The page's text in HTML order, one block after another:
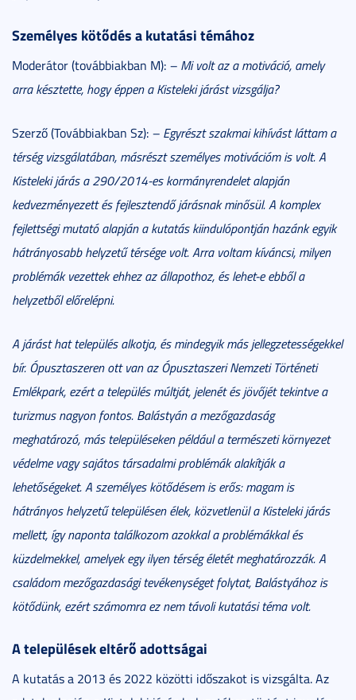
Személyes kötődés a kutatási témához
Moderátor (továbbiakban M): – Mi volt az a motiváció, amely
arra késztette, hogy éppen a Kisteleki járást vizsgálja?
Szerző (Továbbiakban Sz): – Egyrészt szakmai kihívást láttam a
térség vizsgálatában, másrészt személyes motivációm is volt. A
Kisteleki járás a 290/2014-es kormányrendelet alapján
kedvezményezett és fejlesztendő járásnak minősül. A komplex
fejlettségi mutató alapján a kutatás kiindulópontján hazánk egyik
hátrányosabb helyzetű térsége volt. Arra voltam kíváncsi, milyen
problémák vezettek ehhez az állapothoz, és lehet-e ebből a
helyzetből előrelépni.
A járást hat település alkotja, és mindegyik más jellegzetességekkel
bír. Ópusztaszeren ott van az Ópusztaszeri Nemzeti Történeti
Emlékpark, ezért a település múltját, jelenét és jövőjét tekintve a
turizmus nagyon fontos. Balástyán a mezőgazdaság
meghatározó, más településeken például a természeti környezet
védelme vagy sajátos társadalmi problémák alakítják a
lehetőségeket. A személyes kötődésem is erős: magam is
hátrányos helyzetű településen élek, közvetlenül a Kisteleki járás
mellett, így naponta találkozom azokkal a problémákkal és
küzdelmekkel, amelyek egy ilyen térség életét meghatározzák. A
családom mezőgazdasági tevékenységet folytat, Balástyához is
kötődünk, ezért számomra ez nem távoli kutatási téma volt.
A települések eltérő adottságai
A kutatás a 2013 és 2022 közötti időszakot is vizsgálta. Az